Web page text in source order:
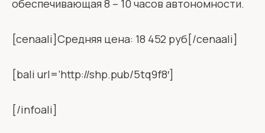
обеспечивающая 8 – 10 часов автономности.
[cenaali]Средняя цена: 18 452 руб[/cenaali]
[bali url=’http://shp.pub/5tq9f8′]
[/infoali]